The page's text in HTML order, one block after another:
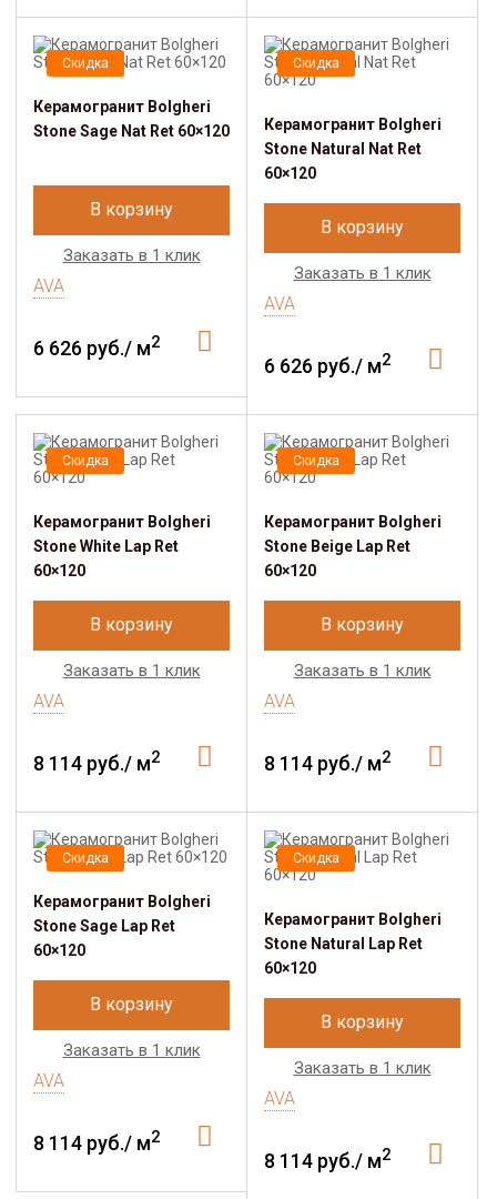
Скидка
Керамогранит Bolgheri
Stone Sage Nat Ret 60×120
В корзину
Заказать в 1 клик
AVA
6 626 руб./ м2
Скидка
Керамогранит Bolgheri
Stone Natural Nat Ret
60×120
В корзину
Заказать в 1 клик
AVA
6 626 руб./ м2
Скидка
Керамогранит Bolgheri
Stone White Lap Ret
60×120
В корзину
Заказать в 1 клик
AVA
8 114 руб./ м2
Скидка
Керамогранит Bolgheri
Stone Beige Lap Ret
60×120
В корзину
Заказать в 1 клик
AVA
8 114 руб./ м2
Скидка
Керамогранит Bolgheri
Stone Sage Lap Ret
60×120
В корзину
Заказать в 1 клик
AVA
8 114 руб./ м2
Скидка
Керамогранит Bolgheri
Stone Natural Lap Ret
60×120
В корзину
Заказать в 1 клик
AVA
8 114 руб./ м2